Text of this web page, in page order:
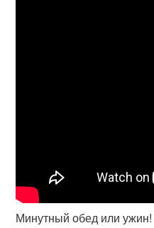
Минутный обед или